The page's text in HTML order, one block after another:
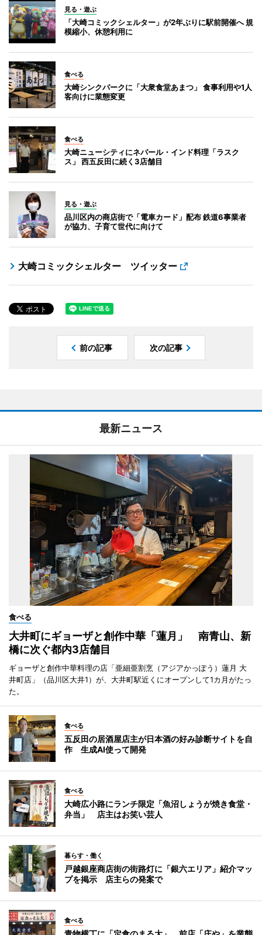
見る・遊ぶ
「大崎コミックシェルター」が2年ぶりに駅前開催へ 規
模縮小、休憩利用に
食べる
大崎シンクパークに「大衆食堂あまつ」 食事利用や1人
客向けに業態変更
食べる
大崎ニューシティにネパール・インド料理「ラスク
ス」 西五反田に続く3店舗目
見る・遊ぶ
品川区内の商店街で「電車カード」配布 鉄道6事業者
が協力、子育て世代に向けて
大崎コミックシェルター ツイッター
前の記事 次の記事
最新ニュース
食べる
大井町にギョーザと創作中華「蓮月」 南青山、新
橋に次ぐ都内3店舗目
ギョーザと創作中華料理の店「亜細亜割烹（アジアかっぽう）蓮月 大
井町店」（品川区大井1）が、大井町駅近くにオープンして1カ月がたっ
た。
食べる
五反田の居酒屋店主が日本酒の好み診断サイトを自
作 生成AI使って開発
食べる
大崎広小路にランチ限定「魚沼しょうが焼き食堂・
弁当」 店主はお笑い芸人
暮らす・働く
戸越銀座商店街の街路灯に「銀六エリア」紹介マッ
プを掲示 店主らの発案で
食べる